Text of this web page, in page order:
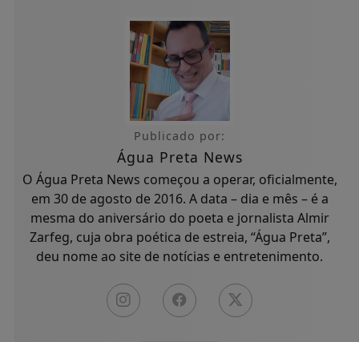
Publicado por:
Água Preta News
O Água Preta News começou a operar, oficialmente,
em 30 de agosto de 2016. A data – dia e mês – é a
mesma do aniversário do poeta e jornalista Almir
Zarfeg, cuja obra poética de estreia, “Água Preta”,
deu nome ao site de notícias e entretenimento.